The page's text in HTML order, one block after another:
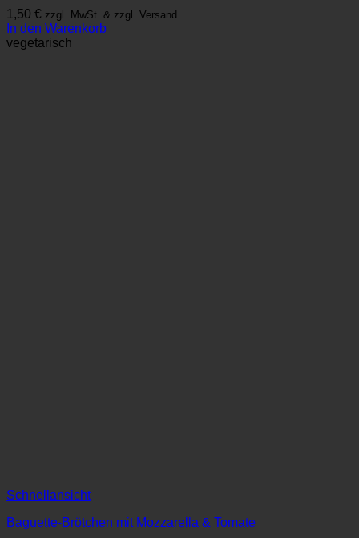
1,50 € zzgl. MwSt. & zzgl. Versand.
In den Warenkorb
vegetarisch
Schnellansicht
Baguette-Brötchen mit Mozzarella & Tomate